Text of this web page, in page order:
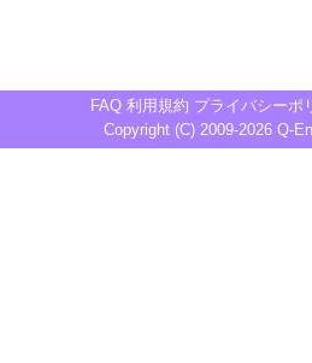
FAQ 利用規約 プライバシーポ
Copyright (C) 2009-2026 Q-